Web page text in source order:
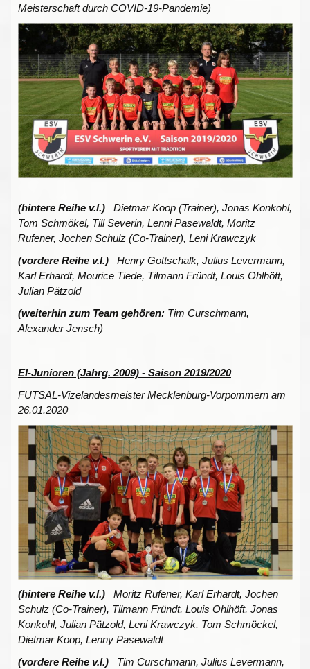
Meisterschaft durch COVID-19-Pandemie)
(hintere Reihe v.l.)
Dietmar Koop (Trainer), Jonas Konkohl,
Tom Schmökel, Till Severin, Lenni Pasewaldt, Moritz
Rufener, Jochen Schulz (Co-Trainer), Leni Krawczyk
(vordere Reihe v.l.) Henry Gottschalk, Julius Levermann,
Karl Erhardt, Mourice Tiede, Tilmann Fründt, Louis Ohlhöft,
Julian Pätzold
(weiterhin zum Team gehören: Tim Curschmann,
Alexander Jensch)
EI-Junioren (Jahrg. 2009) - Saison 2019/2020
FUTSAL-Vizelandesmeister Mecklenburg-Vorpommern am
26.01.2020
(hintere Reihe v.l.) Moritz Rufener, Karl Erhardt, Jochen
Schulz (Co-Trainer), Tilmann Fründt, Louis Ohlhöft, Jonas
Konkohl, Julian Pätzold, Leni Krawczyk, Tom Schmöckel,
Dietmar Koop, Lenny Pasewaldt
(vordere Reihe v.l.) Tim Curschmann, Julius Levermann,